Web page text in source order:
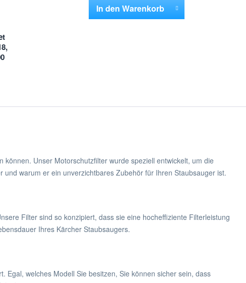
In den Warenkorb
Unser Motorschutzfilter wurde speziell entwickelt, um die
warum er ein unverzichtbares Zubehör für Ihren Staubsauger ist.
Filter sind so konzipiert, dass sie eine hocheffiziente Filterleistung
Ihres Kärcher Staubsaugers.
Egal, welches Modell Sie besitzen, Sie können sicher sein, dass